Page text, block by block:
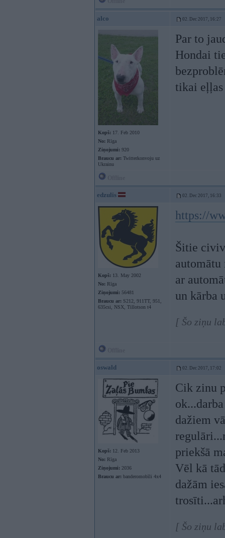
alco 02. Dec 2017, 16:27
Kopš: 17. Feb 2010
No: Rīga
Ziņojumi: 920
Braucu ar: Twitterkonvoju uz
Ukrainu
Par to
Hondai
tikai eļļas
edzulis 02. Dec 2017, 16:33
Kopš: 13. May 2002
No: Rīga
Ziņojumi: 56481
Braucu ar: S212, 911TT, 951,
635csi, NSX, Tillotson t4
https://
Šitie
ar
un kārba
[ Šo ziņu
oswald 02. Dec 2017, 17:02
Kopš: 12. Feb 2013
No: Rīga
Ziņojumi: 2036
Braucu ar: banderomobīli 4x4
Cik zinu
dažiem
priekšā
Vēl kā
dažām
[ Šo ziņu